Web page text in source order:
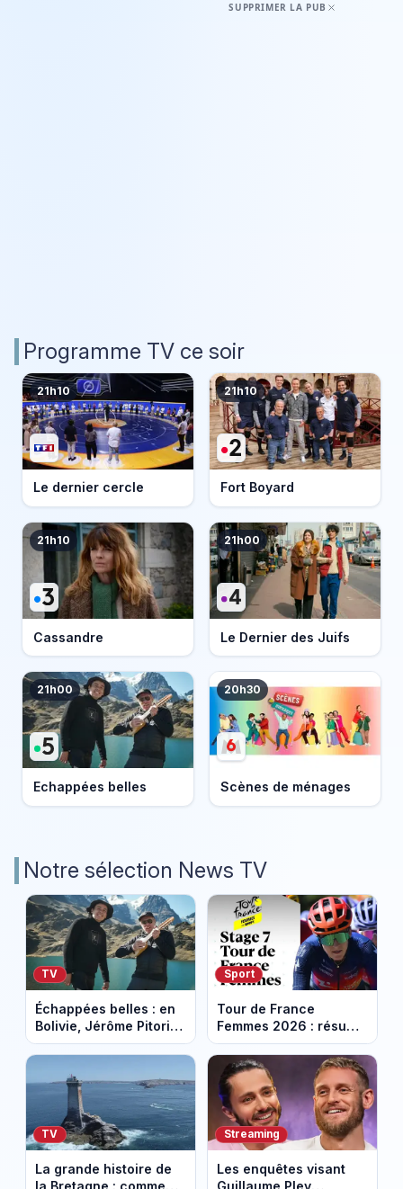
SUPPRIMER LA PUB
Programme TV ce soir
21h10
Le dernier cercle
21h10
Fort Boyard
21h10
Cassandre
21h00
Le Dernier des Juifs
21h00
Echappées belles
20h30
Scènes de ménages
Notre sélection News TV
TV
Échappées belles : en
Bolivie, Jérôme Pitorin
découvre un pays où
chaque sommet se
mérite
Sport
Tour de France
Femmes 2026 : résumé
vidéo de la 7e étape
avec l'ascension du
Mont Ventoux
TV
La grande histoire de
la Bretagne : comment
Streaming
Les enquêtes visant
Guillaume Pley